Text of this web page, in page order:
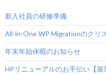
新入社員の研修準備
All-in-One WP Migrationのクリ
年末年始休暇のお知らせ
HPリニューアルのお手伝い【屋